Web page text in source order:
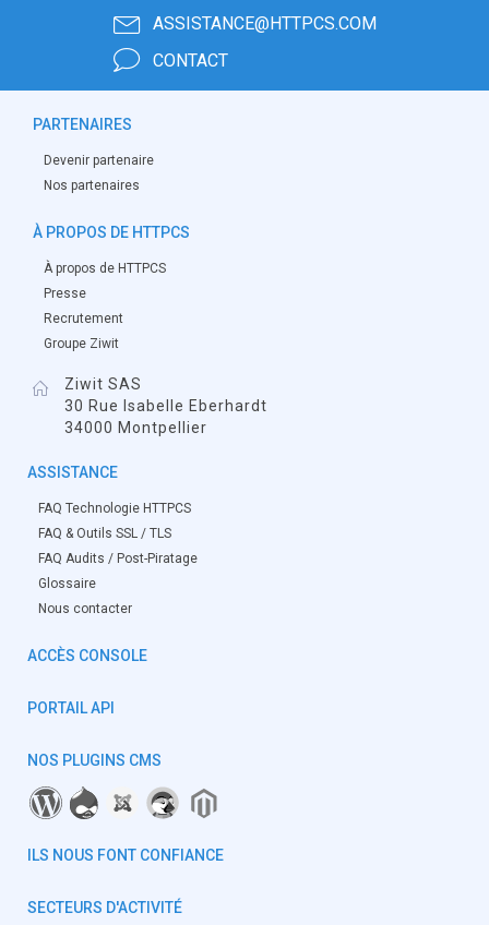
ASSISTANCE@HTTPCS.COM
CONTACT
PARTENAIRES
Devenir partenaire
Nos partenaires
À PROPOS DE HTTPCS
À propos de HTTPCS
Presse
Recrutement
Groupe Ziwit
Ziwit SAS
30 Rue Isabelle Eberhardt
34000 Montpellier
ASSISTANCE
FAQ Technologie HTTPCS
FAQ & Outils SSL / TLS
FAQ Audits / Post-Piratage
Glossaire
Nous contacter
ACCÈS CONSOLE
PORTAIL API
NOS PLUGINS CMS
ILS NOUS FONT CONFIANCE
SECTEURS D'ACTIVITÉ